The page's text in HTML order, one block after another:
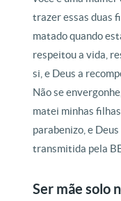
trazer essas duas
matado quando
respeitou a vida,
si, e Deus a
Não se
matei minhas
parabenizo, e
transmitida pela
Ser mãe solo